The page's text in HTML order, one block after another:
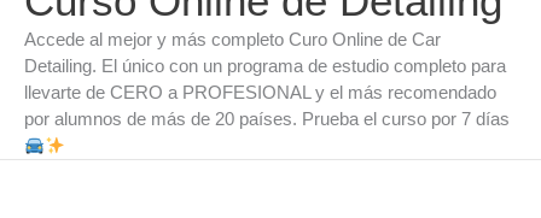
Accede al mejor y más completo Curo Online de Car
Detailing. El único con un programa de estudio completo para
llevarte de CERO a PROFESIONAL y el más recomendado
por alumnos de más de 20 países. Prueba el curso por 7 días